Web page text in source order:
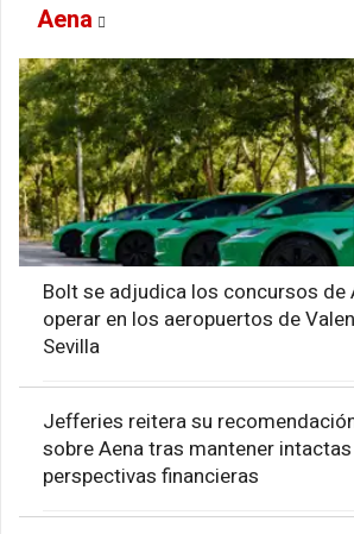
Aena
Bolt se adjudica los concursos de
operar en los aeropuertos de
Sevilla
Jefferies reitera su
sobre Aena tras mantener
perspectivas financieras